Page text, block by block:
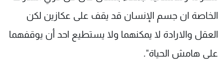
الخاصة ان جسم الإنسان قد يقف على عكازين لكن
العقل والارادة ‏لا يمكنهما ولا يستطيع احد أن يوقفهما
على هامش الحياة".